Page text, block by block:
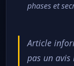
phases et
Article
pas un